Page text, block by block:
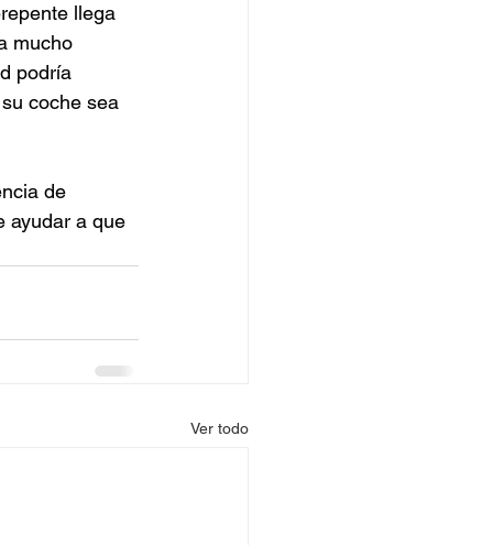
llega
mucho
podría
coche sea
de
ayudar a que
Ver todo